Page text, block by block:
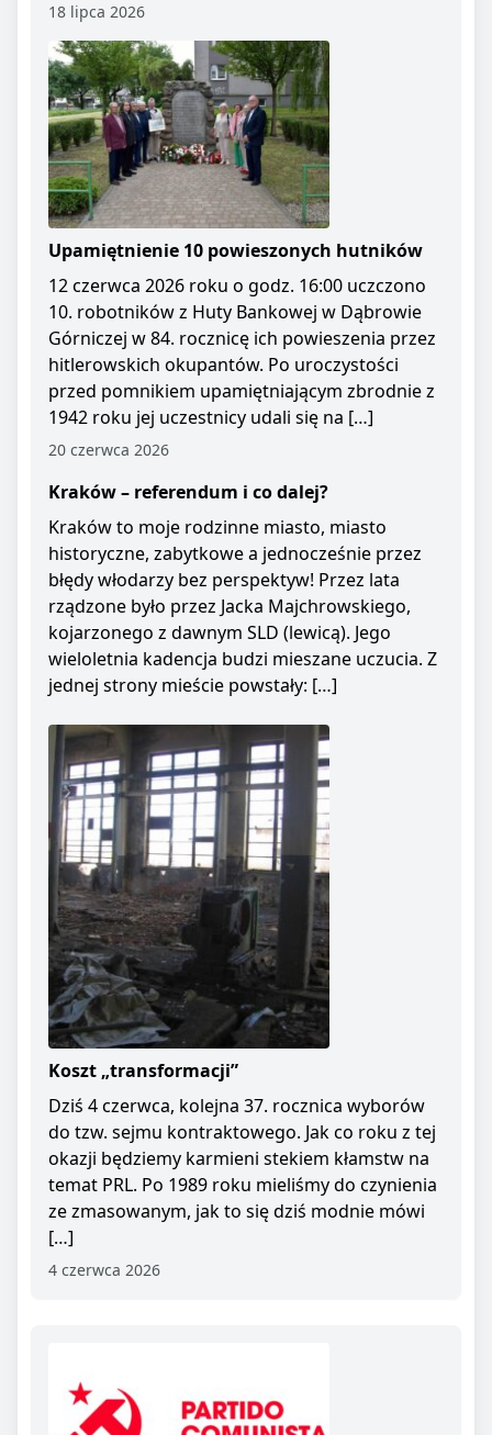
18 lipca 2026
Upamiętnienie 10 powieszonych hutników
12 czerwca 2026 roku o godz. 16:00 uczczono
10. robotników z Huty Bankowej w Dąbrowie
Górniczej w 84. rocznicę ich powieszenia przez
hitlerowskich okupantów. Po uroczystości
przed pomnikiem upamiętniającym zbrodnie z
1942 roku jej uczestnicy udali się na […]
20 czerwca 2026
Kraków – referendum i co dalej?
Kraków to moje rodzinne miasto, miasto
historyczne, zabytkowe a jednocześnie przez
błędy włodarzy bez perspektyw! Przez lata
rządzone było przez Jacka Majchrowskiego,
kojarzonego z dawnym SLD (lewicą). Jego
wieloletnia kadencja budzi mieszane uczucia. Z
jednej strony mieście powstały: […]
Koszt „transformacji”
Dziś 4 czerwca, kolejna 37. rocznica wyborów
do tzw. sejmu kontraktowego. Jak co roku z tej
okazji będziemy karmieni stekiem kłamstw na
temat PRL. Po 1989 roku mieliśmy do czynienia
ze zmasowanym, jak to się dziś modnie mówi
[…]
4 czerwca 2026